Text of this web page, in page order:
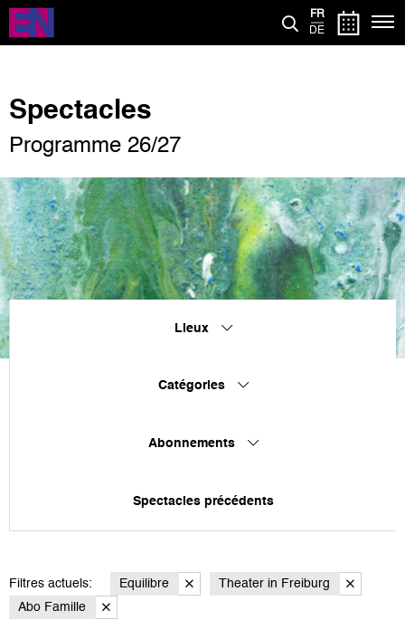
Aller
contenu
FR
DE
Spectacles
Programme 26/27
Lieux
Catégories
Abonnements
Spectacles précédents
Filtres actuels: Equilibre
Theater in Freiburg
Abo Famille